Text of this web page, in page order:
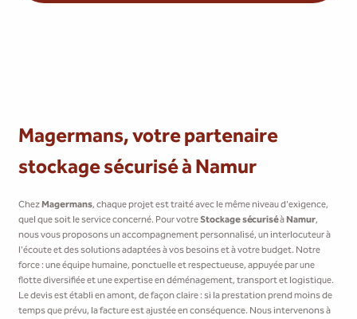
Magermans, votre partenaire
stockage sécurisé à Namur
ChezMagermans, chaque projet est traité avec le même niveau d'exigence,
quel que soit le service concerné. Pour votreStockage sécuriséàNamur,
nous vous proposons un accompagnement personnalisé, un interlocuteur à
l'écoute et des solutions adaptées à vos besoins et à votre budget. Notre
force : une équipe humaine, ponctuelle et respectueuse, appuyée par une
flotte diversifiée et une expertise en déménagement, transport et logistique.
Le devis est établi en amont, de façon claire : si la prestation prend moins de
temps que prévu, la facture est ajustée en conséquence. Nous intervenons à